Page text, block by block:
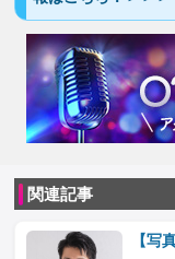
関連記事
【写